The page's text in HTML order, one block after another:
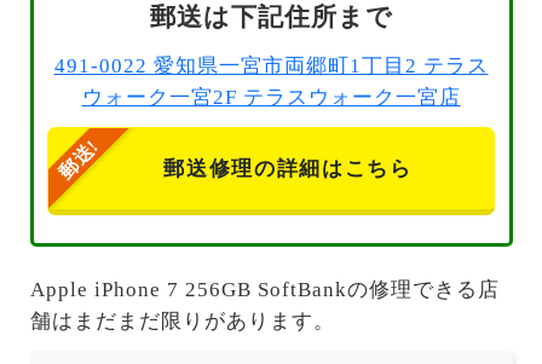
郵送は下記住所まで
491-0022 愛知県一宮市両郷町1丁目2 テラス
ウォーク一宮2F テラスウォーク一宮店
郵送修理の詳細はこちら
Apple iPhone 7 256GB SoftBankの修理できる店
舗はまだまだ限りがあります。